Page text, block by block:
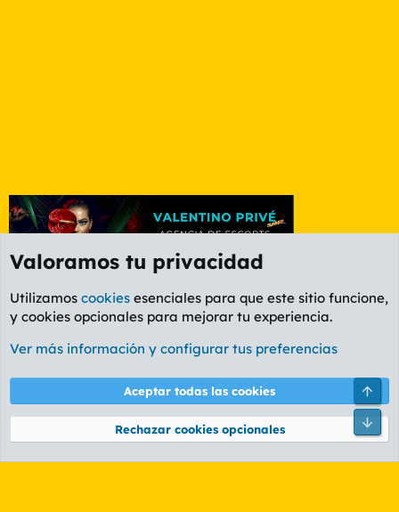
Foro Ocio y Cultura
Cookies
PL OLDSTYLE AMARILLO
Términos y reglas Política de privacidad Ayuda
Community platform by XenForo® © 2010-2026 XenForo Ltd.
Valoramos tu privacidad
Utilizamos cookies esenciales para que este sitio funcione,
y cookies opcionales para mejorar tu experiencia.
Ver más información y configurar tus preferencias
Aceptar todas las cookies
Rechazar cookies opcionales
Pie